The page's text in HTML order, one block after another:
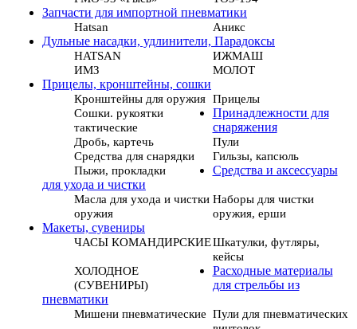
Запчасти для импортной пневматики
Hatsan
Аникс
Дульные насадки, удлинители, Парадоксы
HATSAN
ИЖМАШ
ИМЗ
МОЛОТ
Прицелы, кронштейны, сошки
Кронштейны для оружия Прицелы
Сошки. рукоятки
тактические
Принадлежности для
снаряжения
Дробь, картечь
Пули
Средства для снарядки
Гильзы, капсюль
Пыжи, прокладки
Средства и аксессуары
для ухода и чистки
Масла для ухода и чистки
оружия
Наборы для чистки
оружия, ерши
Макеты, сувениры
ЧАСЫ КОМАНДИРСКИЕШкатулки, футляры,
кейсы
ХОЛОДНОЕ
(СУВЕНИРЫ)
Расходные материалы
для стрельбы из
пневматики
Мишени пневматические Пули для пневматических